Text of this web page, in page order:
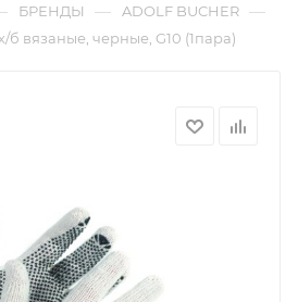
БРЕНДЫ — ADOLF BUCHER —
б вязаные, черные, G10 (1пара)